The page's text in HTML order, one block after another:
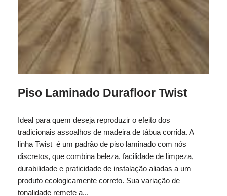
Piso Laminado Durafloor Twist
Ideal para quem deseja reproduzir o efeito dos
tradicionais assoalhos de madeira de tábua corrida. A
linha Twist é um padrão de piso laminado com nós
discretos, que combina beleza, facilidade de limpeza,
durabilidade e praticidade de instalação aliadas a um
produto ecologicamente correto. Sua variação de
tonalidade remete a...